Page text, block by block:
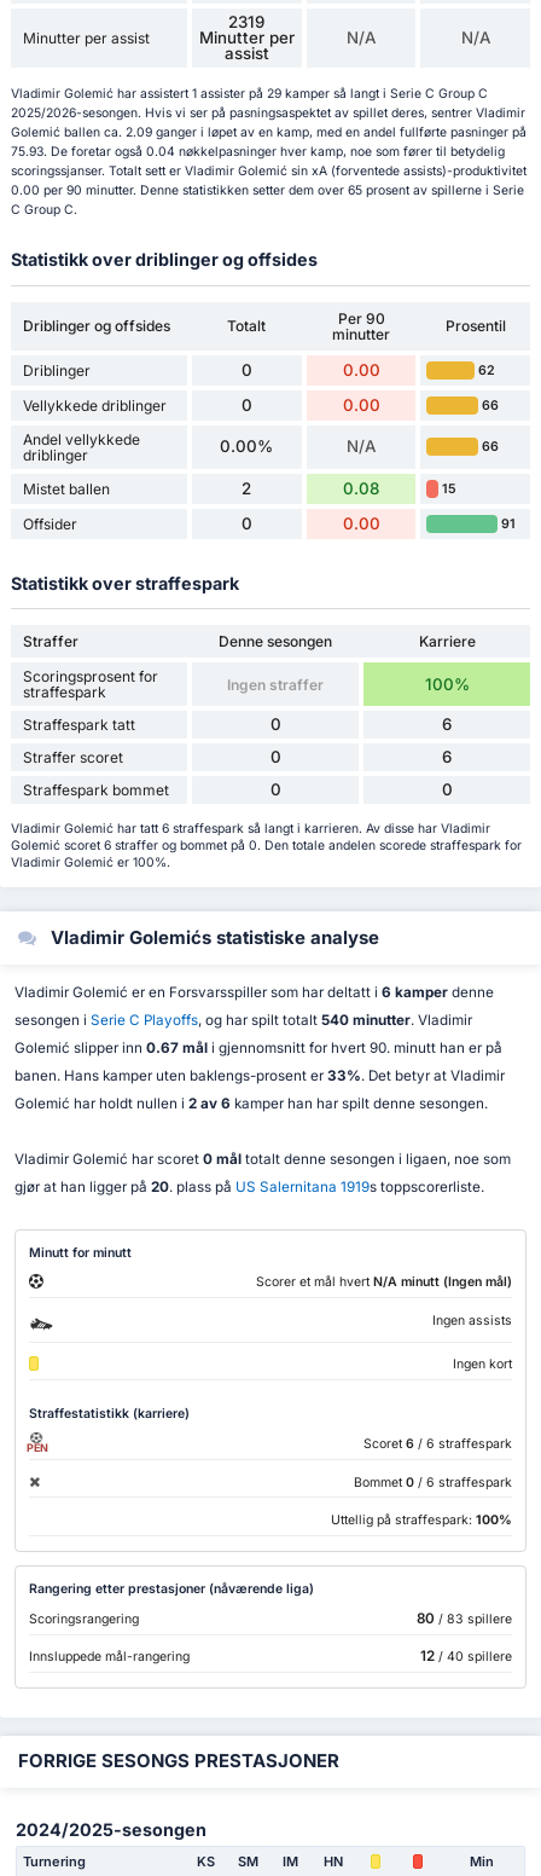
Minutter per assist
2319
Minutter per
assist
N/A N/A
Vladimir Golemić har assistert 1 assister på 29 kamper så langt i Serie C Group C
2025/2026-sesongen. Hvis vi ser på pasningsaspektet av spillet deres, sentrer Vladimir
Golemić ballen ca. 2.09 ganger i løpet av en kamp, med en andel fullførte pasninger på
75.93. De foretar også 0.04 nøkkelpasninger hver kamp, noe som fører til betydelig
scoringssjanser. Totalt sett er Vladimir Golemić sin xA (forventede assists)-produktivitet
0.00 per 90 minutter. Denne statistikken setter dem over 65 prosent av spillerne i Serie
C Group C.
Statistikk over driblinger og offsides
Driblinger og offsides Totalt
Per 90
minutter
Prosentil
Driblinger 0 0.00 62
Vellykkede driblinger 0 0.00 66
Andel vellykkede
driblinger
0.00% N/A 66
Mistet ballen 2 0.08 15
Offsider 0 0.00 91
Statistikk over straffespark
Straffer Denne sesongen
Karriere
Scoringsprosent for
straffespark
Ingen straffer 100%
Straffespark tatt 0 6
Straffer scoret 0 6
Straffespark bommet 0 0
Vladimir Golemić har tatt 6 straffespark så langt i karrieren. Av disse har Vladimir
Golemić scoret 6 straffer og bommet på 0. Den totale andelen scorede straffespark for
Vladimir Golemić er 100%.
Vladimir Golemićs statistiske analyse
Vladimir Golemić er en Forsvarsspiller som har deltatt i 6 kamperdenne
sesongen i Serie C Playoffs, og har spilt totalt 540 minutter. Vladimir
Golemić slipper inn 0.67 måli gjennomsnitt for hvert 90. minutt han er på
banen. Hans kamper uten baklengs-prosent er 33%. Det betyr at Vladimir
Golemić har holdt nullen i 2 av 6 kamper han har spilt denne sesongen.
Vladimir Golemić har scoret 0 måltotalt denne sesongen i ligaen, noe som
gjør at han ligger på 20. plass på US Salernitana 1919s toppscorerliste.
Minutt for minutt
Scorer et mål hvert N/A minutt (Ingen mål)
Ingen assists
Ingen kort
Straffestatistikk (karriere)
PEN Scoret 6 / 6 straffespark
Bommet 0 / 6 straffespark
Uttellig på straffespark: 100%
Rangering etter prestasjoner (nåværende liga)
Scoringsrangering
80 / 83 spillere
Innsluppede mål-rangering 12/ 40 spillere
FORRIGE SESONGS PRESTASJONER
2024/2025-sesongen
Turnering KS SM IM HN Min